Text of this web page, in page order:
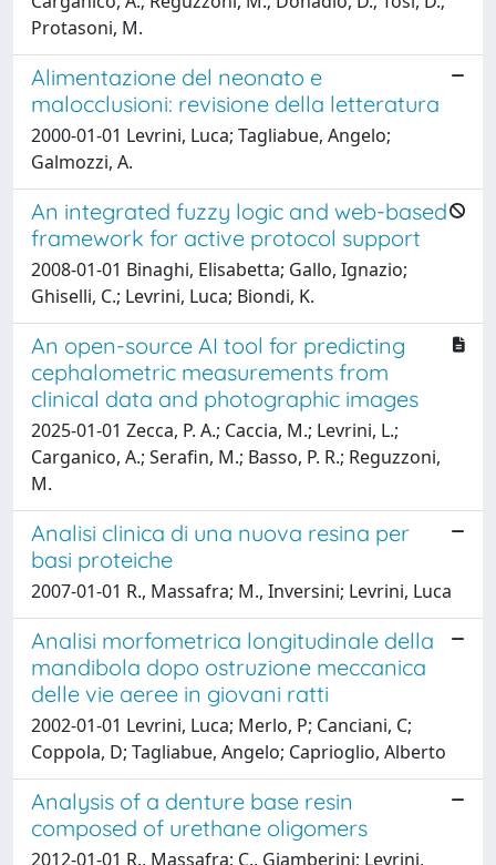
Protasoni, M.
Alimentazione del neonato e
malocclusioni: revisione della letteratura
2000-01-01 Levrini, Luca; Tagliabue, Angelo;
Galmozzi, A.
An integrated fuzzy logic and web-based
framework for active protocol support
2008-01-01 Binaghi, Elisabetta; Gallo, Ignazio;
Ghiselli, C.; Levrini, Luca; Biondi, K.
An open-source AI tool for predicting
cephalometric measurements from
clinical data and photographic images
2025-01-01 Zecca, P. A.; Caccia, M.; Levrini, L.;
Carganico, A.; Serafin, M.; Basso, P. R.; Reguzzoni,
M.
Analisi clinica di una nuova resina per
basi proteiche
2007-01-01 R., Massafra; M., Inversini; Levrini, Luca
Analisi morfometrica longitudinale della
mandibola dopo ostruzione meccanica
delle vie aeree in giovani ratti
2002-01-01 Levrini, Luca; Merlo, P; Canciani, C;
Coppola, D; Tagliabue, Angelo; Caprioglio, Alberto
Analysis of a denture base resin
composed of urethane oligomers
2012-01-01 R., Massafra; C., Giamberini; Levrini,